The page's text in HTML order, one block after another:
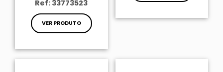
Ref: 33773523
VER PRODUTO